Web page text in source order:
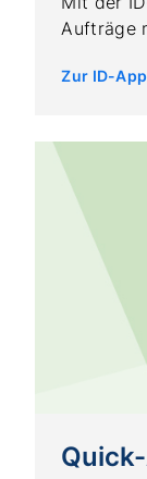
Aufträge
Zur ID-App